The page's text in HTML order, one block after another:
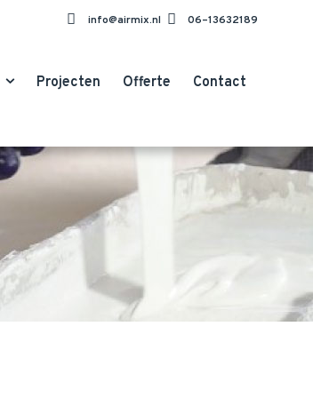
info@airmix.nl 06–13632189
Projecten Offerte Contact